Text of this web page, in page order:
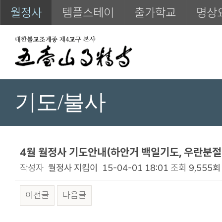
월정사 템플스테이 출가학교 명상
기도/불사
4월 월정사 기도안내(하안거 백일기도, 우란분
작성자 월정사 지킴이 15-04-01 18:01 조회 9,555회
이전글 다음글